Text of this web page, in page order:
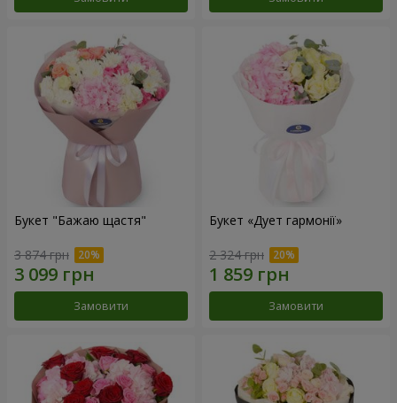
Букет "Бажаю щастя"
3 874 грн
Замовити
Букет «Дует гармонії»
2 324 грн
Замовити